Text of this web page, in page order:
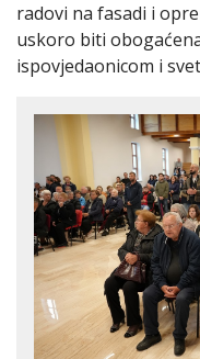
radovi na fasadi i
uskoro biti
ispovjedaonicom i